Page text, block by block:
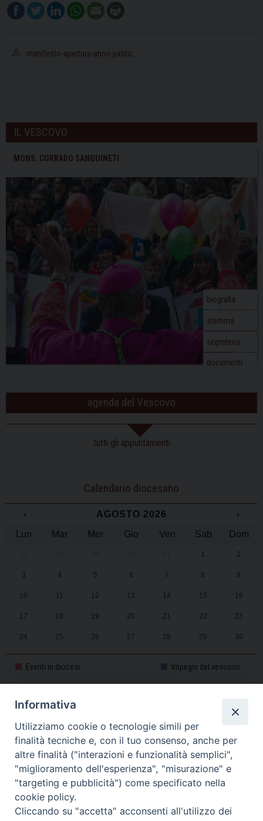
manifesto-apertura-anno-pasto..
IL VESCOVO
MONS. CORRADO SANGUINETI
biografia
stemma
segreteria
documenti
agenda del Vescovo
tutti gli appuntamenti
Calendario diocesano
‹ AGOSTO 2026
›
Lun
Mar Mer Gio Ven Sab Dom
1 2
3 4 5 6 7 8 9
10 11 12 13 14 15 16
17 18 19 20 21 22 23
24 25 26 27 28 29 30
Eventi in diocesi Impegni del vescovo
CALENDARIO PASTORALE 2025-2026
Informativa
Utilizziamo cookie o tecnologie simili per
finalità tecniche e, con il tuo consenso, anche per
altre finalità ("interazioni e funzionalità semplici",
"miglioramento dell'esperienza", "misurazione" e
"targeting e pubblicità") come specificato nella
cookie policy.
Cliccando su "accetta" acconsenti all'utilizzo dei